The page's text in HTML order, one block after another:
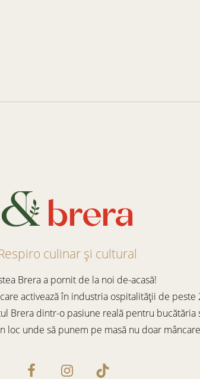
culinar și cultural
Brera a pornit de la noi de-acasă!
activează în industria ospitalității de peste
Brera dintr-o pasiune reală pentru bucătăria
loc unde să punem pe masă nu doar